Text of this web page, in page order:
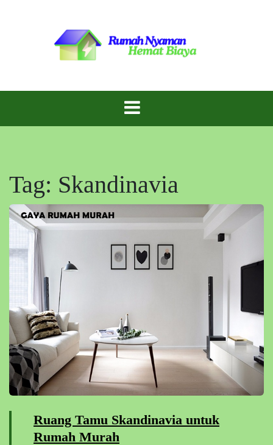
Gaya Rumah
Murah
Tag: Skandinavia
Ruang Tamu Skandinavia untuk
Rumah Murah